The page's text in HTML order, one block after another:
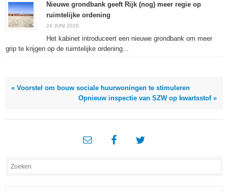
Nieuwe grondbank geeft Rijk (nog) meer regie op
ruimtelijke ordening
24 JUNI 2026
Het kabinet introduceert een nieuwe grondbank om meer
grip te krijgen op de ruimtelijke ordening...
« Voorstel om bouw sociale huurwoningen te stimuleren
Opnieuw inspectie van SZW op kwartsstof »